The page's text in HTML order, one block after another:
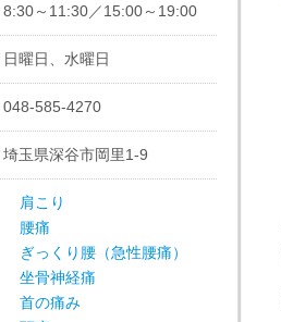
8:30～11:30／15:00～19:00
日曜日、水曜日
048-585-4270
埼玉県深谷市岡里1-9
肩こり
腰痛
ぎっくり腰（急性腰痛）
坐骨神経痛
首の痛み